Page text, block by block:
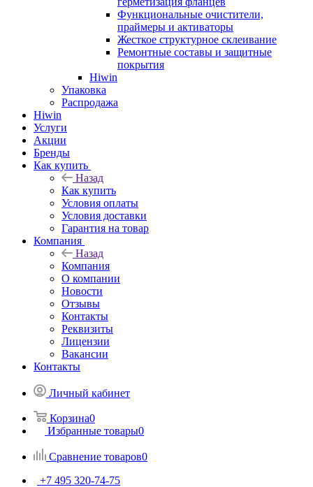
Функциональные очистители,
праймеры и активаторы
Жесткое структурное склеивание
Ремонтные составы и защитные
покрытия
Hiwin
Упаковка
Распродажа
Hiwin
Услуги
Акции
Бренды
Как купить
Назад
Как купить
Условия оплаты
Условия доставки
Гарантия на товар
Компания
Назад
Компания
О компании
Новости
Отзывы
Контакты
Реквизиты
Лицензии
Вакансии
Контакты
Личный кабинет
Корзина0
Избранные товары0
Сравнение товаров0
+7 495 320-74-75